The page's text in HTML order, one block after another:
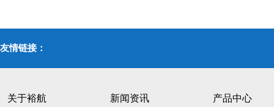
友情链接：
关于裕航 新闻资讯 产品中心